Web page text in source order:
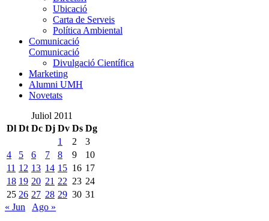
Ubicació
Carta de Serveis
Política Ambiental
Comunicació
Comunicació
Divulgació Científica
Marketing
Alumni UMH
Novetats
Juliol 2011
Dl Dt Dc Dj Dv Ds Dg
1
2
3
4
5 6 7 8 9
10
11 12 13 14 15 16 17
18 19 20 21 22 23 24
25 26 27 28 29 30 31
« Jun
Ago »